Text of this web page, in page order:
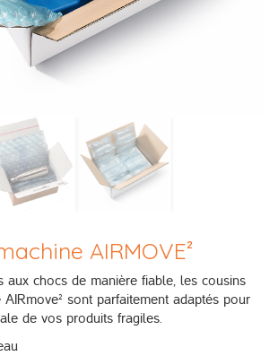
AIRMOVE²
aux chocs de manière fiable, les cousins
AIRmove² sont parfaitement adaptés pour
de vos produits fragiles.